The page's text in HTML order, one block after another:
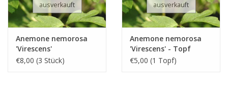
ausverkauft
Anemone nemorosa
'Virescens'
€8,00 (3 Stück)
ausverkauft
Anemone nemorosa
'Virescens' - Topf
€5,00 (1 Topf)